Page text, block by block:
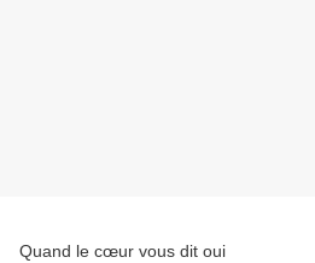
Quand le cœur vous dit oui